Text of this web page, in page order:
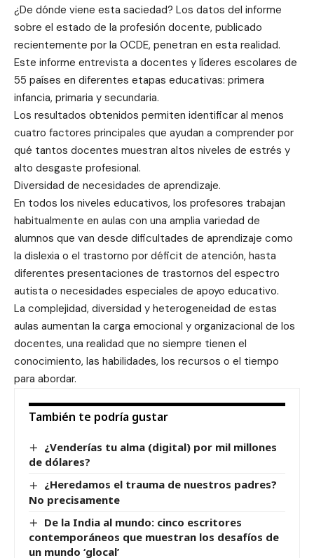
¿De dónde viene esta saciedad? Los datos del informe
sobre el estado de la profesión docente, publicado
recientemente por la OCDE, penetran en esta realidad.
Este informe entrevista a docentes y líderes escolares de
55 países en diferentes etapas educativas: primera
infancia, primaria y secundaria.
Los resultados obtenidos permiten identificar al menos
cuatro factores principales que ayudan a comprender por
qué tantos docentes muestran altos niveles de estrés y
alto desgaste profesional.
Diversidad de necesidades de aprendizaje.
En todos los niveles educativos, los profesores trabajan
habitualmente en aulas con una amplia variedad de
alumnos que van desde dificultades de aprendizaje como
la dislexia o el trastorno por déficit de atención, hasta
diferentes presentaciones de trastornos del espectro
autista o necesidades especiales de apoyo educativo.
La complejidad, diversidad y heterogeneidad de estas
aulas aumentan la carga emocional y organizacional de los
docentes, una realidad que no siempre tienen el
conocimiento, las habilidades, los recursos o el tiempo
para abordar.
También te podría gustar
¿Venderías tu alma (digital) por mil millones
de dólares?
¿Heredamos el trauma de nuestros padres?
No precisamente
De la India al mundo: cinco escritores
contemporáneos que muestran los desafíos de
un mundo ‘glocal’